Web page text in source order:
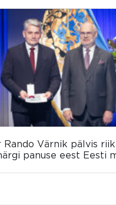
Rando Värnik pälvis
panuse eest Eesti